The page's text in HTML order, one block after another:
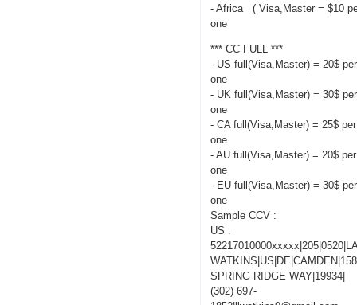
- Africa ( Visa,Master = $10
one
*** CC FULL ***
- US full(Visa,Master) = 20$ per
one
- UK full(Visa,Master) = 30$ per
one
- CA full(Visa,Master) = 25$ per
one
- AU full(Visa,Master) = 20$ per
one
- EU full(Visa,Master) = 30$ per
one
Sample CCV :
US :
WATKINS|US|DE|CAMDEN|158
SPRING RIDGE WAY|19934|
(302) 697-